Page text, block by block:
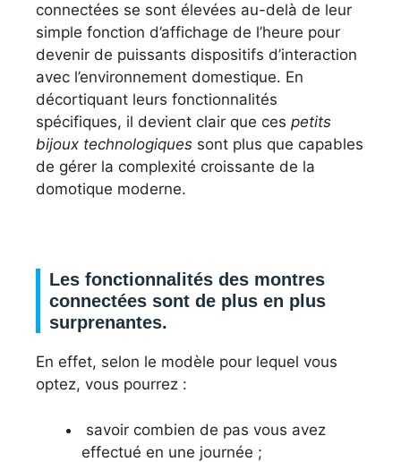
connectées se sont élevées au-delà de leur
simple fonction d’affichage de l’heure pour
devenir de puissants dispositifs d’interaction
avec l’environnement domestique. En
décortiquant leurs fonctionnalités
spécifiques, il devient clair que ces petits
bijoux technologiques sont plus que capables
de gérer la complexité croissante de la
domotique moderne.
Les fonctionnalités des montres
connectées sont de plus en plus
surprenantes.
En effet, selon le modèle pour lequel vous
optez, vous pourrez :
savoir combien de pas vous avez
effectué en une journée ;